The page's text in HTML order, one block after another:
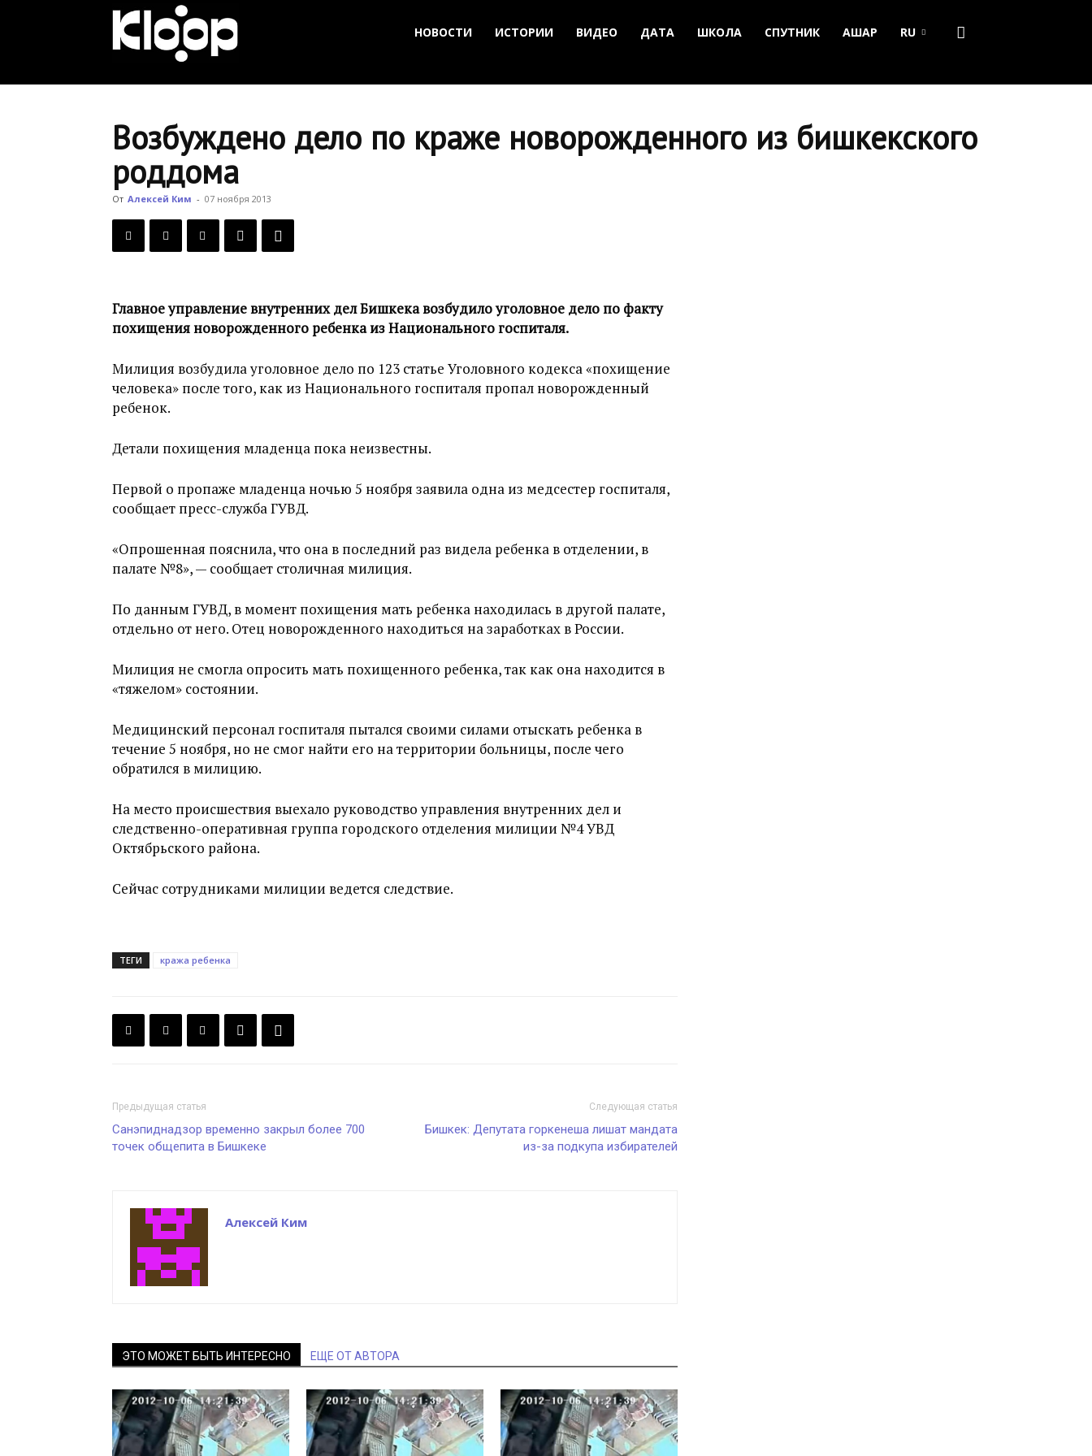
Кыргызстана
НОВОСТИ ИСТОРИИ ВИДЕО ДАТА ШКОЛА СПУТНИК АШАР RU
Возбуждено дело по краже новорожденного из бишкекского
роддома
От Алексей Ким - 07 ноября 2013
Главное управление внутренних дел Бишкека возбудило уголовное дело по факту
похищения новорожденного ребенка из Национального госпиталя.
Милиция возбудила уголовное дело по 123 статье Уголовного кодекса «похищение
человека» после того, как из Национального госпиталя пропал новорожденный
ребенок.
Детали похищения младенца пока неизвестны.
Первой о пропаже младенца ночью 5 ноября заявила одна из медсестер госпиталя,
сообщает пресс-служба ГУВД.
«Опрошенная пояснила, что она в последний раз видела ребенка в отделении, в
палате №8», — сообщает столичная милиция.
По данным ГУВД, в момент похищения мать ребенка находилась в другой палате,
отдельно от него. Отец новорожденного находиться на заработках в России.
Милиция не смогла опросить мать похищенного ребенка, так как она находится в
«тяжелом» состоянии.
Медицинский персонал госпиталя пытался своими силами отыскать ребенка в
течение 5 ноября, но не смог найти его на территории больницы, после чего
обратился в милицию.
На место происшествия выехало руководство управления внутренних дел и
следственно-оперативная группа городского отделения милиции №4 УВД
Октябрьского района.
Сейчас сотрудниками милиции ведется следствие.
ТЕГИ кража ребенка
Предыдущая статья
Санэпиднадзор временно закрыл более 700
точек общепита в Бишкеке
Следующая статья
Бишкек: Депутата горкенеша лишат мандата
из-за подкупа избирателей
Алексей Ким
ЭТО МОЖЕТ БЫТЬ ИНТЕРЕСНО ЕЩЕ ОТ АВТОРА